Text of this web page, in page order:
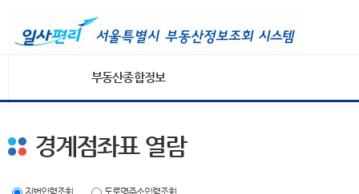
부동산종합정보
경계점좌표 열람
지번입력조회 도로명주소입력조회